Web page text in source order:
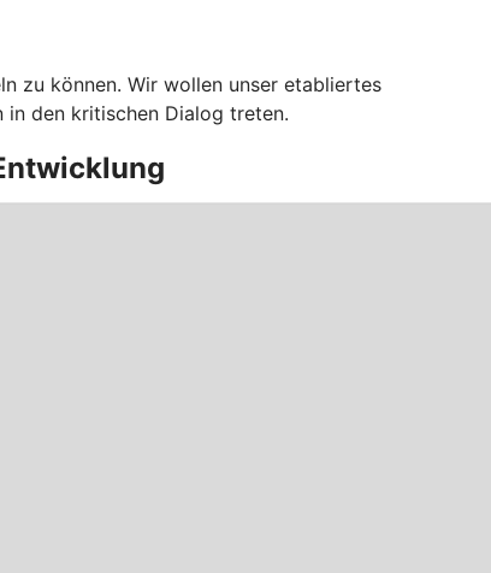
zu können. Wir wollen unser etabliertes
in den kritischen Dialog treten.